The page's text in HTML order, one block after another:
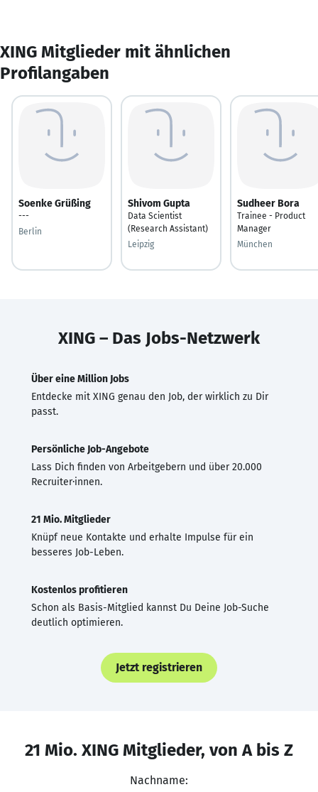
XING Mitglieder mit ähnlichen
Profilangaben
Soenke Grüßing
---
Berlin
Shivom Gupta
Data Scientist
(Research Assistant)
Leipzig
Sudheer Bora
Trainee - Product
Manager
München
XING – Das Jobs-Netzwerk
Über eine Million Jobs
Entdecke mit XING genau den Job, der wirklich zu Dir
passt.
Persönliche Job-Angebote
Lass Dich finden von Arbeitgebern und über 20.000
Recruiter·innen.
21 Mio. Mitglieder
Knüpf neue Kontakte und erhalte Impulse für ein
besseres Job-Leben.
Kostenlos profitieren
Schon als Basis-Mitglied kannst Du Deine Job-Suche
deutlich optimieren.
Jetzt registrieren
21 Mio. XING Mitglieder, von A bis Z
Nachname: